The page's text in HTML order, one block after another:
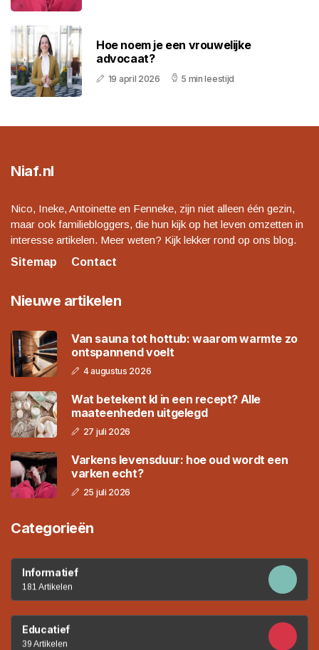
Hoe noem je een vrouwelijke
advocaat?
19 april 2026 5 min leestijd
Niaf.nl
Nico, Ineke, Antoinette en Fenneke, zijn niet alleen één gezin,
maar ook familiebloggers, die hun kijk op het leven omzetten in
interesse artikelen. Meer weten? Kijk lekker rond op ons blog.
Sitemap
Contact
Nieuwe artikelen
Van sauna tot hottub: waarom warmte zo
ontspannend voelt
4 augustus 2026
Wat betekent kl in een recept? Alle
maateenheden uitgelegd
27 juli 2026
Varkens levensduur: hoe oud wordt een
varken echt?
25 juli 2026
Categorieën
Informatief
181 Artikelen
Educatief
39 Artikelen